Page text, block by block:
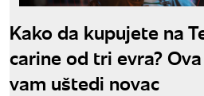
Kako da kupujete na
carine od tri evra?
vam uštedi novac